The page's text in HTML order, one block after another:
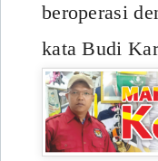
beroperasi
kata Budi